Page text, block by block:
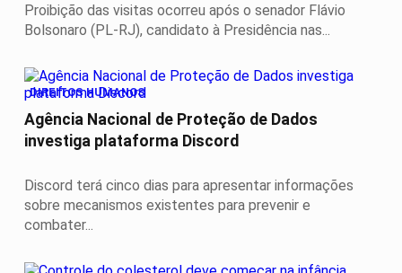
Proibição das visitas ocorreu após o senador Flávio
Bolsonaro (PL-RJ), candidato à Presidência nas...
DIREITOS HUMANOS
Agência Nacional de Proteção de Dados
investiga plataforma Discord
Discord terá cinco dias para apresentar informações
sobre mecanismos existentes para prevenir e
combater...